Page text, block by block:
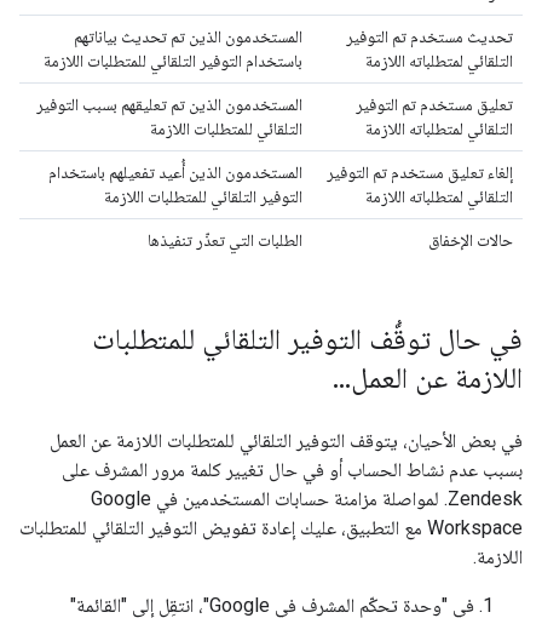
تحديث مستخدم تم التوفير
التلقائي لمتطلباته اللازمة
المستخدمون الذين تم تحديث بياناتهم
باستخدام التوفير التلقائي للمتطلبات اللازمة
تعليق مستخدم تم التوفير
التلقائي لمتطلباته اللازمة
المستخدمون الذين تم تعليقهم بسبب التوفير
التلقائي للمتطلبات اللازمة
إلغاء تعليق مستخدم تم التوفير
التلقائي لمتطلباته اللازمة
المستخدمون الذين أُعيد تفعيلهم باستخدام
التوفير التلقائي للمتطلبات اللازمة
حالات الإخفاق الطلبات التي تعذّر تنفيذها
في حال توقُّف التوفير التلقائي للمتطلبات
اللازمة عن العمل.
.
.
في بعض الأحيان، يتوقف التوفير التلقائي للمتطلبات اللازمة عن العمل
بسبب عدم نشاط الحساب أو في حال تغيير كلمة مرور المشرف على
Zendesk. لمواصلة مزامنة حسابات المستخدمين في Google
Workspace مع التطبيق، عليك إعادة تفويض التوفير التلقائي للمتطلبات
اللازمة.
في "وحدة تحكّم المشرف في Google"، انتقِل إلى "القائمة"